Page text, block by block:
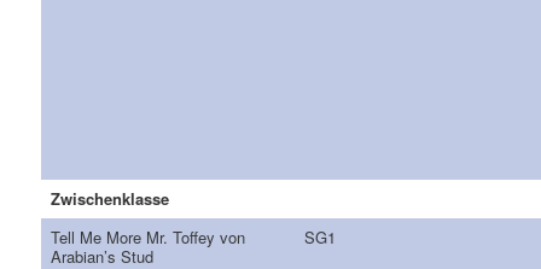
Zwischenklasse
Tell Me More Mr. Toffey von
Arabian’s Stud
SG1